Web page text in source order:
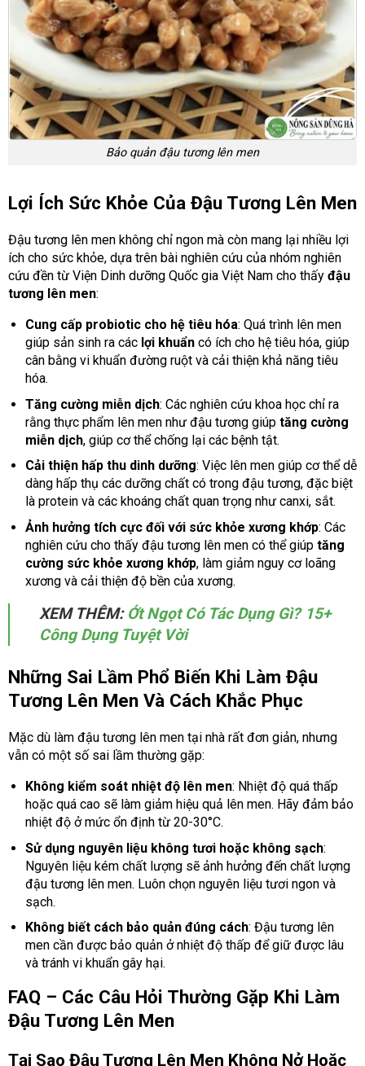
Bảo quản đậu tương lên men
Lợi Ích Sức Khỏe Của Đậu Tương Lên Men
Đậu tương lên men không chỉ ngon mà còn mang lại nhiều lợi
ích cho sức khỏe, dựa trên bài nghiên cứu của nhóm nghiên
cứu đền từ Viện Dinh dưỡng Quốc gia Việt Nam cho thấy đậu
tương lên men:
Cung cấp probiotic cho hệ tiêu hóa: Quá trình lên men
giúp sản sinh ra các lợi khuẩncó ích cho hệ tiêu hóa, giúp
cân bằng vi khuẩn đường ruột và cải thiện khả năng tiêu
hóa.
Tăng cường miễn dịch: Các nghiên cứu khoa học chỉ ra
rằng thực phẩm lên men như đậu tương giúp tăng cường
miễn dịch, giúp cơ thể chống lại các bệnh tật.
Cải thiện hấp thu dinh dưỡng: Việc lên men giúp cơ thể dễ
dàng hấp thụ các dưỡng chất có trong đậu tương, đặc biệt
là protein và các khoáng chất quan trọng như canxi, sắt.
Ảnh hưởng tích cực đối với sức khỏe xương khớp: Các
nghiên cứu cho thấy đậu tương lên men có thể giúp tăng
cường sức khỏe xương khớp, làm giảm nguy cơ loãng
xương và cải thiện độ bền của xương.
XEM THÊM: Ớt Ngọt Có Tác Dụng Gì? 15+
Công Dụng Tuyệt Vời
Những Sai Lầm Phổ Biến Khi Làm Đậu
Tương Lên Men Và Cách Khắc Phục
Mặc dù làm đậu tương lên men tại nhà rất đơn giản, nhưng
vẫn có một số sai lầm thường gặp:
Không kiểm soát nhiệt độ lên men: Nhiệt độ quá thấp
hoặc quá cao sẽ làm giảm hiệu quả lên men. Hãy đảm bảo
nhiệt độ ở mức ổn định từ 20-30°C.
Sử dụng nguyên liệu không tươi hoặc không sạch:
Nguyên liệu kém chất lượng sẽ ảnh hưởng đến chất lượng
đậu tương lên men. Luôn chọn nguyên liệu tươi ngon và
sạch.
Không biết cách bảo quản đúng cách: Đậu tương lên
men cần được bảo quản ở nhiệt độ thấp để giữ được lâu
và tránh vi khuẩn gây hại.
FAQ – Các Câu Hỏi Thường Gặp Khi Làm
Đậu Tương Lên Men
Tại Sao Đậu Tương Lên Men Không Nở Hoặc